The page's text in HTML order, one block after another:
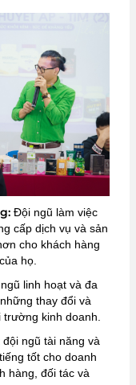
Đội ngũ làm việc
cấp dịch vụ và sản
cho khách hàng
họ.
linh hoạt và đa
thay đổi và
kinh doanh.
đội ngũ tài năng và
tốt cho doanh
hàng, đối tác và